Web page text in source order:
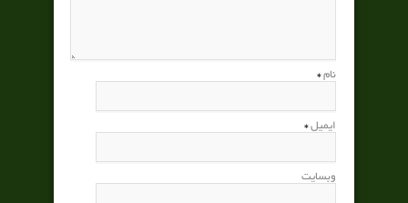
نام *
ایمیل *
وبسایت